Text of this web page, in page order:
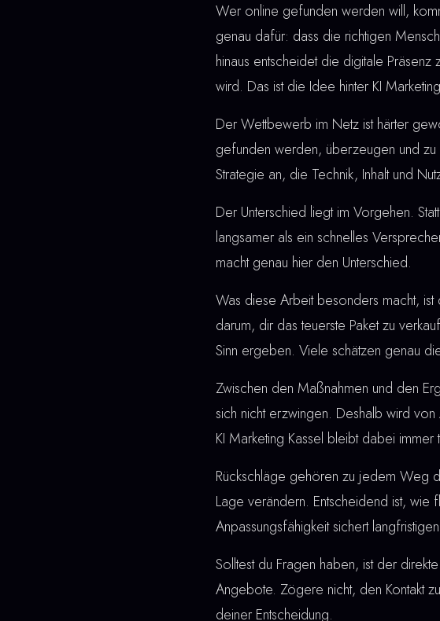
Wer online gefunden werden will,
genau dafür: dass die richtigen
hinaus entscheidet die digitale
wird. Das ist die Idee hinter KI
Der Wettbewerb im Netz ist härter
gefunden werden, überzeugen und
Strategie an, die Technik, Inhalt und
Der Unterschied liegt im Vorgehen.
langsamer als ein schnelles
macht genau hier den Unterschied.
Was diese Arbeit besonders macht, ist
darum, dir das teuerste Paket zu
Sinn ergeben. Viele schätzen genau
Zwischen den Maßnahmen und den
sich nicht erzwingen. Deshalb wird
KI Marketing Kassel bleibt dabei immer
Rückschläge gehören zu jedem Weg
Lage verändern. Entscheidend ist,
Anpassungsfähigkeit sichert
Solltest du Fragen haben, ist der
Angebote. Zögere nicht, den Kontakt
deiner Entscheidung.